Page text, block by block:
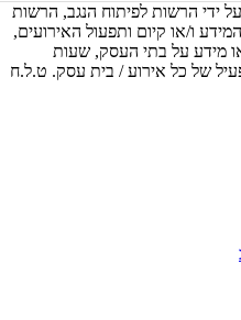
ידי הרשות לפיתוח הנגב, הרשות
ו/או קיום ותפעול האירועים,
מידע על בתי העסק, שעות
של כל אירוע / בית עסק. ט.ל.ח